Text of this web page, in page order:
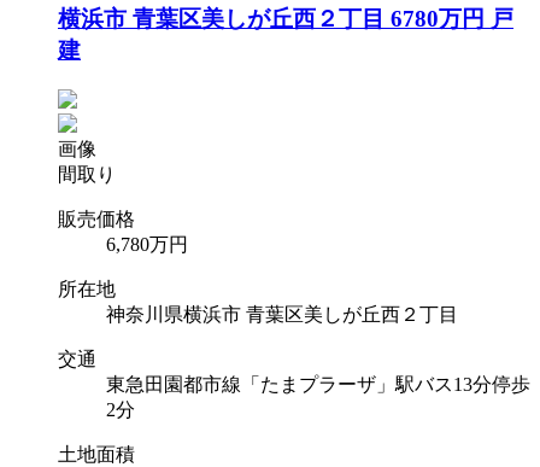
横浜市 青葉区美しが丘西２丁目 6780万円 戸
建
画像
間取り
販売価格
6,780万円
所在地
神奈川県横浜市 青葉区美しが丘西２丁目
交通
東急田園都市線「たまプラーザ」駅バス13分停歩
2分
土地面積